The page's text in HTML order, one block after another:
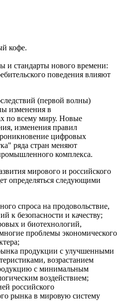
кофе.
и стандарты нового времени:
поведения влияют
(первой волны)
изменения в
по всему миру. Новые
изменения правил
цифровых
ряда стран меняют
комплекса.
мирового и российского
определяться следующими
спроса на продовольствие,
к безопасности и качеству;
и биотехнологий,
проблемы экономического
продукции с улучшенными
возрастанием
с минимальным
воздействием;
российского
рынка в мировую систему